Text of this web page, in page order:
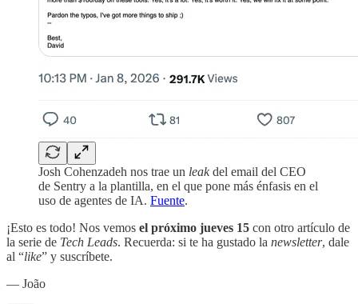
Josh Cohenzadeh nos trae un leakdel email del CEO
de Sentry a la plantilla, en el que pone más énfasis en el
uso de agentes de IA. Fuente.
¡Esto es todo! Nos vemos el próximo jueves 15 con otro artículo de
la serie de Tech Leads. Recuerda: si te ha gustado la newsletter, dale
al “like” y suscríbete.
— João